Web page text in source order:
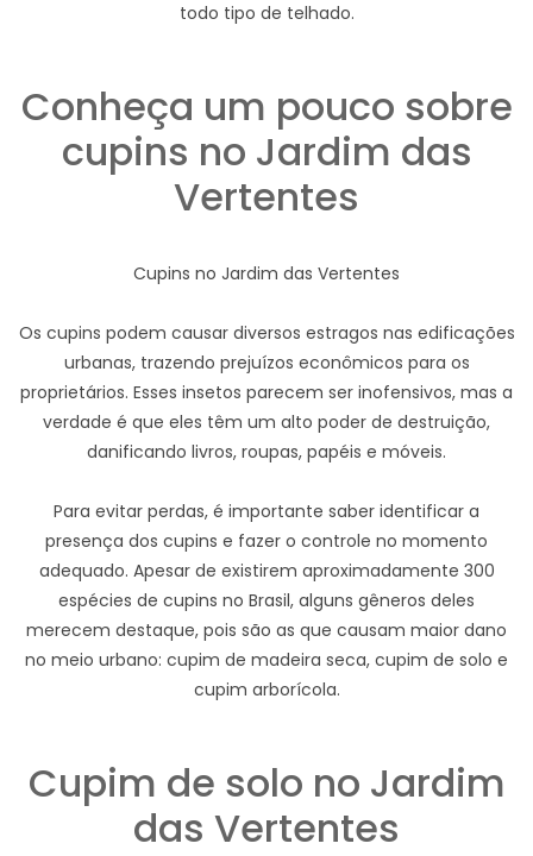
todo tipo de telhado.
Conheça um pouco sobre
cupins no Jardim das
Vertentes
Cupins no Jardim das Vertentes
Os cupins podem causar diversos estragos nas edificações
urbanas, trazendo prejuízos econômicos para os
proprietários. Esses insetos parecem ser inofensivos, mas a
verdade é que eles têm um alto poder de destruição,
danificando livros, roupas, papéis e móveis.
Para evitar perdas, é importante saber identificar a
presença dos cupins e fazer o controle no momento
adequado. Apesar de existirem aproximadamente 300
espécies de cupins no Brasil, alguns gêneros deles
merecem destaque, pois são as que causam maior dano
no meio urbano: cupim de madeira seca, cupim de solo e
cupim arborícola.
Cupim de solo no Jardim
das Vertentes